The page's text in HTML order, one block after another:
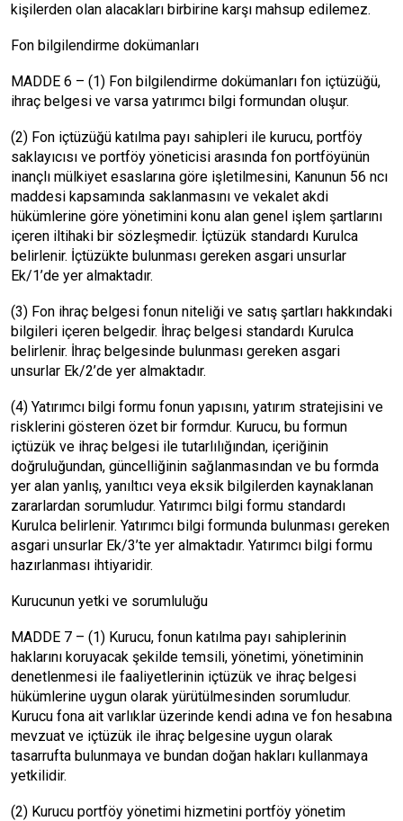
kişilerden olan alacakları birbirine karşı mahsup edilemez.
Fon bilgilendirme dokümanları
MADDE 6 – (1) Fon bilgilendirme dokümanları fon içtüzüğü,
ihraç belgesi ve varsa yatırımcı bilgi formundan oluşur.
(2) Fon içtüzüğü katılma payı sahipleri ile kurucu, portföy
saklayıcısı ve portföy yöneticisi arasında fon portföyünün
inançlı mülkiyet esaslarına göre işletilmesini, Kanunun 56 ncı
maddesi kapsamında saklanmasını ve vekalet akdi
hükümlerine göre yönetimini konu alan genel işlem şartlarını
içeren iltihaki bir sözleşmedir. İçtüzük standardı Kurulca
belirlenir. İçtüzükte bulunması gereken asgari unsurlar
Ek/1’de yer almaktadır.
(3) Fon ihraç belgesi fonun niteliği ve satış şartları hakkındaki
bilgileri içeren belgedir. İhraç belgesi standardı Kurulca
belirlenir. İhraç belgesinde bulunması gereken asgari
unsurlar Ek/2’de yer almaktadır.
(4) Yatırımcı bilgi formu fonun yapısını, yatırım stratejisini ve
risklerini gösteren özet bir formdur. Kurucu, bu formun
içtüzük ve ihraç belgesi ile tutarlılığından, içeriğinin
doğruluğundan, güncelliğinin sağlanmasından ve bu formda
yer alan yanlış, yanıltıcı veya eksik bilgilerden kaynaklanan
zararlardan sorumludur. Yatırımcı bilgi formu standardı
Kurulca belirlenir. Yatırımcı bilgi formunda bulunması gereken
asgari unsurlar Ek/3’te yer almaktadır. Yatırımcı bilgi formu
hazırlanması ihtiyaridir.
Kurucunun yetki ve sorumluluğu
MADDE 7 – (1) Kurucu, fonun katılma payı sahiplerinin
haklarını koruyacak şekilde temsili, yönetimi, yönetiminin
denetlenmesi ile faaliyetlerinin içtüzük ve ihraç belgesi
hükümlerine uygun olarak yürütülmesinden sorumludur.
Kurucu fona ait varlıklar üzerinde kendi adına ve fon hesabına
mevzuat ve içtüzük ile ihraç belgesine uygun olarak
tasarrufta bulunmaya ve bundan doğan hakları kullanmaya
yetkilidir.
(2) Kurucu portföy yönetimi hizmetini portföy yönetim